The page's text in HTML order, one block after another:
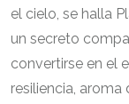
el cielo, se halla
un secreto
convertirse en el
resiliencia,